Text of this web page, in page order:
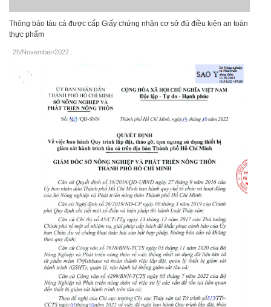
Thông báo tàu cá được cấp Giấy chứng nhận cơ sở đủ điều kiện an toàn
thực phẩm
25/November/2022